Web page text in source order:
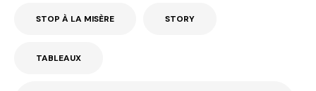
STOP À LA MISÈRE STORY
TABLEAUX